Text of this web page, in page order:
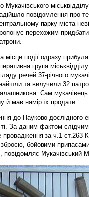
Мукачівського міськвідділу
повідомлення про
парку міста
перехожим
місце події одразу
група міськвідділу
речей 37-річного
та вилучили 32
Сам
й мав намір їх продати.
до Науково-дослідного
За даним фактом слідчим
провадження за ч.1 ст.263
зброєю, бойовими
повідомляє